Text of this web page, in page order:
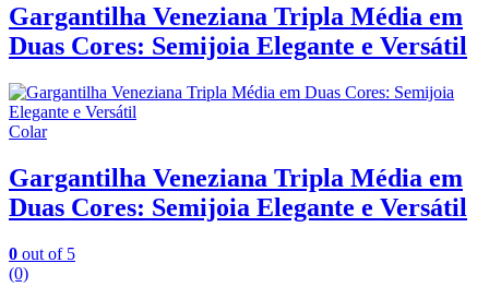
Gargantilha Veneziana Tripla Média em
Duas Cores: Semijoia Elegante e Versátil
Colar
Gargantilha Veneziana Tripla Média em
Duas Cores: Semijoia Elegante e Versátil
0 out of 5
(0)